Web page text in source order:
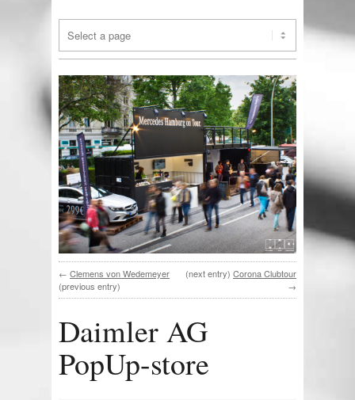
← Clemens von Wedemeyer
(previous entry)
(next entry) Corona Clubtour
→
Daimler AG
PopUp-store